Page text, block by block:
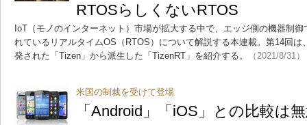
RTOSらしくないRTOS
IoT（モノのインターネット）市場が拡大する中で、エッジ側の機器制
れているリアルタイムOS（RTOS）について解説する本連載。第14回は
発された「Tizen」から派生した「TizenRT」を紹介する。
（2021/8/31）
米国の制裁を受けて登場
「Android」「iOS」との比較は